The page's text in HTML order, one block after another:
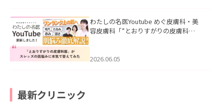
わたしの名医Youtube めぐ皮膚科・美
容皮膚科「”とおりすがりの皮膚科
2026.06.05
最新クリニック